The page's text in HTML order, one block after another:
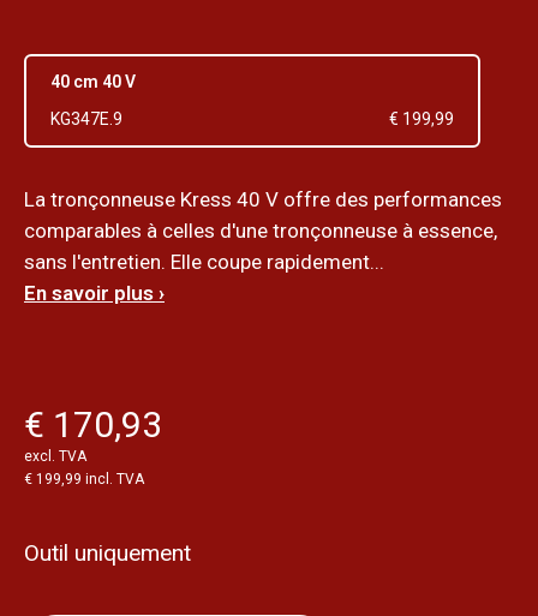
40 cm 40 V
KG347E.9
€ 199,99
La tronçonneuse Kress 40 V offre des performances
comparables à celles d'une tronçonneuse à essence,
sans l'entretien. Elle coupe rapidement...
En savoir plus ›
€ 170,93
excl. TVA
€ 199,99 incl. TVA
Outil uniquement